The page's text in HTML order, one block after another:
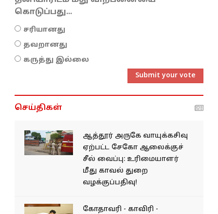
கொடுப்பது...
சரியானது
தவறானது
கருத்து இல்லை
Submit your vote
செய்திகள்
ஆத்தூர் அருகே வாயுக்கசிவு
ஏற்பட்ட சேகோ ஆலைக்குச்
சீல் வைப்பு: உரிமையாளர்
மீது காவல் துறை
வழக்குப்பதிவு!
கோதாவரி - காவிரி -